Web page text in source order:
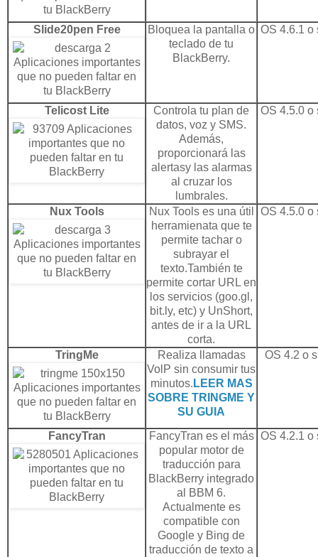
Slide20pen Free
Bloquea la pantalla o
teclado de tu
BlackBerry.
OS 4.6.1 o
Telicost Lite
Controla tu plan de
datos, voz y SMS.
Además,
proporcionará las
alertasy las alarmas
al cruzar los
lumbrales.
OS 4.5.0 o
Nux Tools
Nux Tools es una útil
herramienata que te
permite tachar o
subrayar el
texto.También te
permite cortar URL en
los servicios (goo.gl,
bit.ly, etc) y UnShort,
antes de ir a la URL
corta.
OS 4.5.0 o
TringMe
Realiza llamadas
VolP sin consumir tus
minutos. LEER MAS
SOBRE TRINGME Y
SU GUIA
OS 4.2 o
FancyTran
FancyTran es el más
popular motor de
traducción para
BlackBerry integrado
al BBM 6.
Actualmente es
compatible con
Google y Bing de
traducción de texto a
OS 4.2.1 o